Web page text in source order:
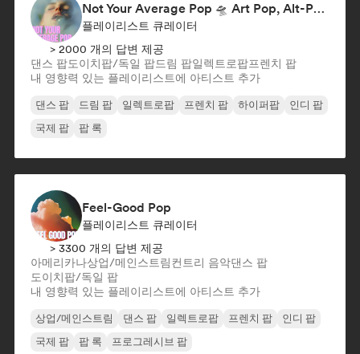
Not Your Average Pop 🛸 Art Pop, Alt-Pop & Indie Pop
플레이리스트 큐레이터
> 2000 개의 답변 제공
댄스 팝도이치팝/독일 팝드림 팝일렉트로팝프렌치 팝
내 영향력 있는 플레이리스트에 아티스트 추가
댄스 팝 드림 팝 일렉트로팝 프렌치 팝 하이퍼팝
인디 팝
국제 팝
팝 록
Feel-Good Pop
플레이리스트 큐레이터
> 3300 개의 답변 제공
아메리카나상업/메인스트림컨트리 음악댄스 팝
도이치팝/독일 팝
내 영향력 있는 플레이리스트에 아티스트 추가
상업/메인스트림 댄스 팝 일렉트로팝 프렌치 팝
인디 팝
국제 팝
팝 록 프로그레시브 팝